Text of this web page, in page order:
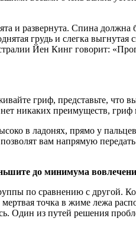
и развернута. Спина
грудь и слегка
Йен Кинг говорит:
гриф, представьте, что
никаких преимуществ,
в ладонях, прямо у
вам напрямую
до минимума
по сравнению с другой.
точка в жиме лежа
Один из путей решения